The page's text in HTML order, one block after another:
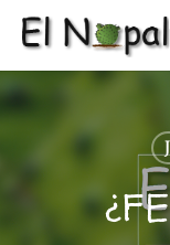
Skip
main
content